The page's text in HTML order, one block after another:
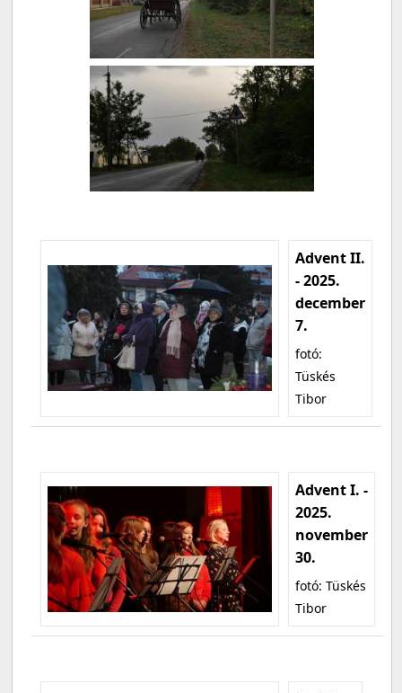
Advent II.
- 2025.
december
7.
fotó:
Tüskés
Tibor
Advent I. -
2025.
november
30.
fotó: Tüskés
Tibor